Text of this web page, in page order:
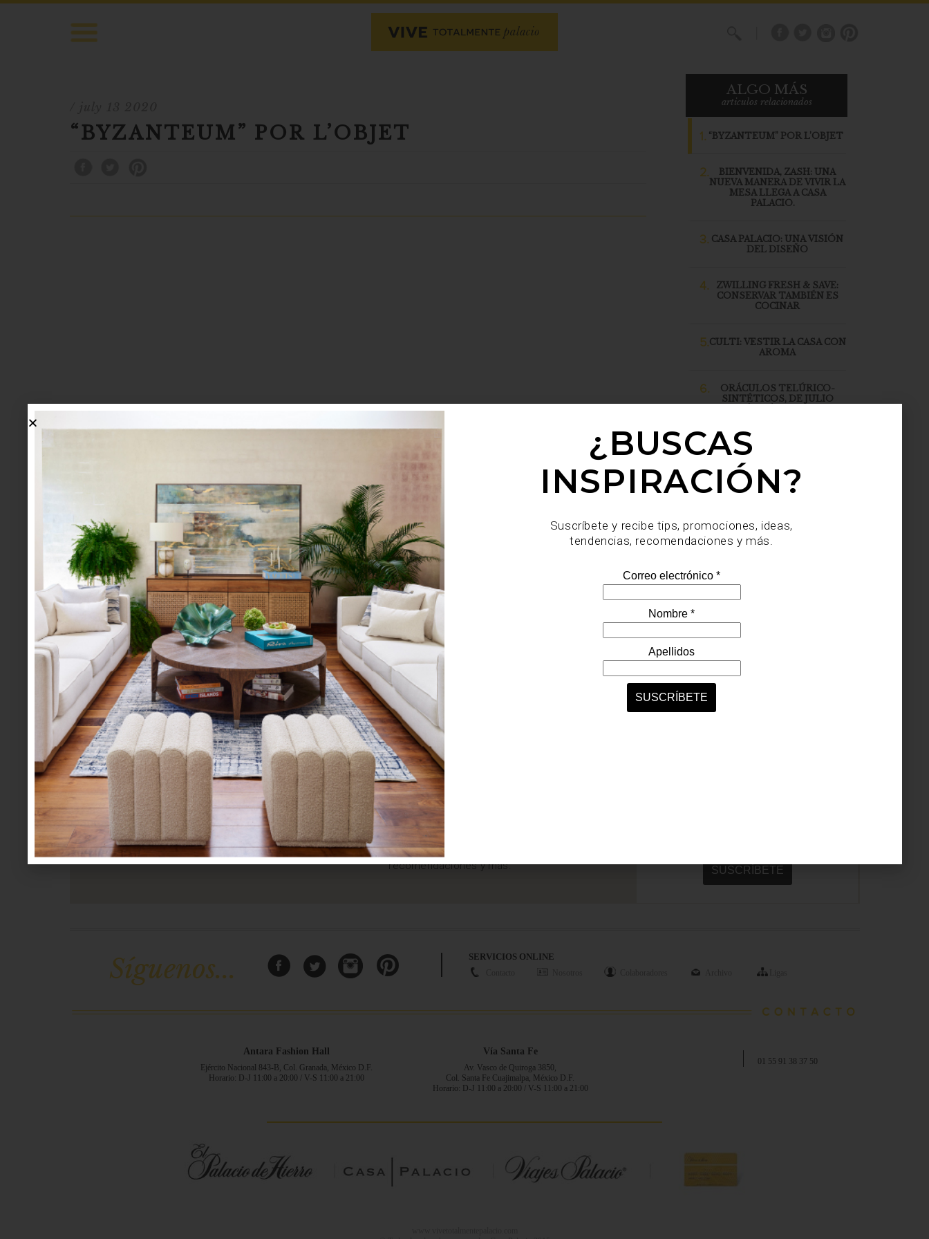
“BYZANTEUM” POR L’OBJET
ALGO MÁS
articulos relacionados
1. “BYZANTEUM” POR L’OBJET
2.
BIENVENIDA, ZASH: UNA
NUEVA MANERA DE VIVIR LA
MESA LLEGA A CASA
PALACIO.
3. CASA PALACIO: UNA VISIÓN
DEL DISEÑO
4.
ZWILLING FRESH & SAVE:
CONSERVAR TAMBIÉN ES
COCINAR
5.CULTI: VESTIR LA CASA CON
AROMA
6.
ORÁCULOS TELÚRICO-
SINTÉTICOS, DE JULIO
lo más nuevo
BIENVENIDA, ZASH: UNA
NUEVA MANERA DE VIVIR
LA MESA LLEGA A CASA
PALACIO.
mesa y cocina
august 05 2026
¿BUSCAS MÁS
INSPIRACIÓN?
Suscríbete y recibe tips, promociones, ideas, tendencias,
recomendaciones y más.
Síguenos... SERVICIOS ONLINE
Antara Fashion Hall
Ejército Nacional 843-B, Col. Granada, México D.F.
Horario: D-J 11:00 a 20:00 / V-S 11:00 a 21:00
Vía Santa Fe
Av. Vasco de Quiroga 3850,
Col. Santa Fe Cuajimalpa, México D.F.
Horario: D-J 11:00 a 20:00 / V-S 11:00 a 21:00
01 55 91 38 37 50
¿BUSCAS
INSPIRACIÓN?
Suscríbete y recibe tips, promociones, ideas,
tendencias, recomendaciones y más.